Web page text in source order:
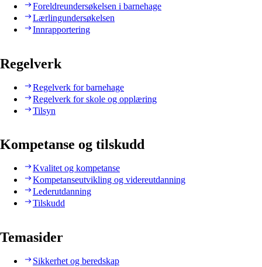
Foreldreundersøkelsen i barnehage
Lærlingundersøkelsen
Innrapportering
Regelverk
Regelverk for barnehage
Regelverk for skole og opplæring
Tilsyn
Kompetanse og tilskudd
Kvalitet og kompetanse
Kompetanseutvikling og videreutdanning
Lederutdanning
Tilskudd
Temasider
Sikkerhet og beredskap